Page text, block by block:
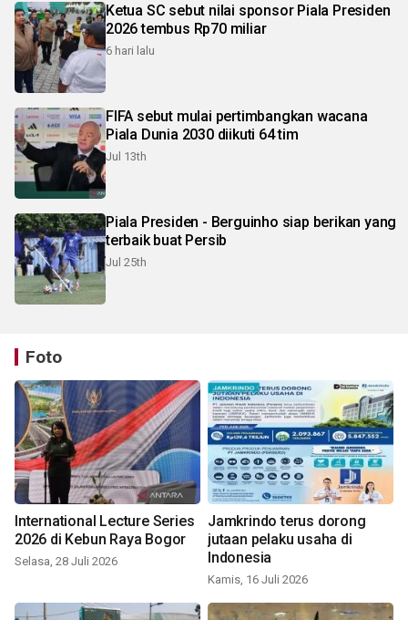
Ketua SC sebut nilai sponsor Piala Presiden
2026 tembus Rp70 miliar
6 hari lalu
FIFA sebut mulai pertimbangkan wacana
Piala Dunia 2030 diikuti 64 tim
Jul 13th
Piala Presiden - Berguinho siap berikan yang
terbaik buat Persib
Jul 25th
Foto
International Lecture Series
2026 di Kebun Raya Bogor
Selasa, 28 Juli 2026
Jamkrindo terus dorong
jutaan pelaku usaha di
Indonesia
Kamis, 16 Juli 2026